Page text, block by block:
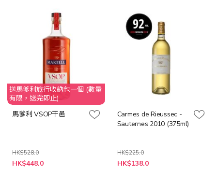
送馬爹利旅行收納包一個 (數量
有限，送完即止)
馬爹利 VSOP干邑
HK$528.0
特
殊
HK$448.0
Carmes de Rieussec -
Sauternes 2010 (375ml)
HK$225.0
特
殊
HK$138.0